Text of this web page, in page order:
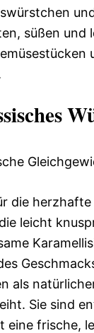
süßen
die
leicht
als
Sie sind
eine frische,